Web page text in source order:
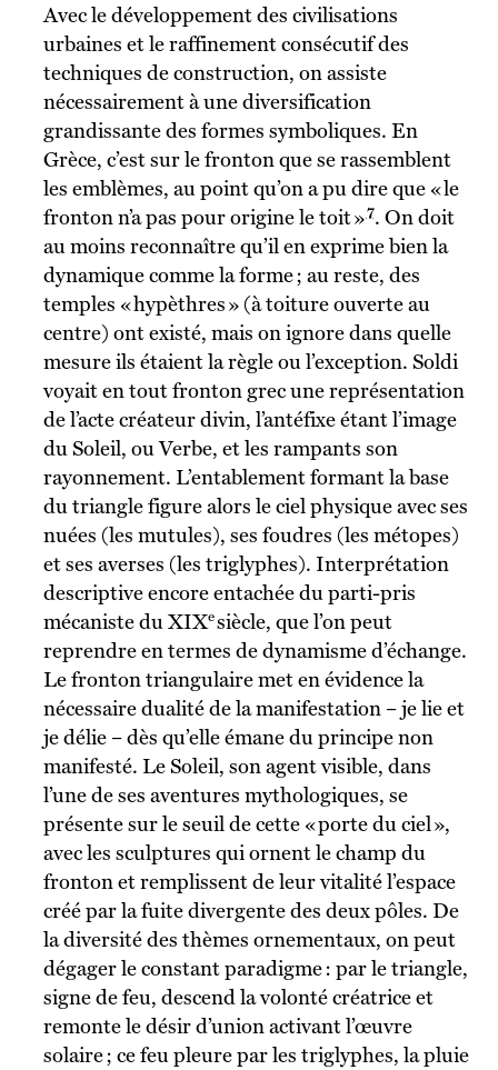
Avec le développement des civilisations
urbaines et le raffinement consécutif des
techniques de construction, on assiste
nécessairement à une diversification
grandissante des formes symboliques. En
Grèce, c’est sur le fronton que se rassemblent
les emblèmes, au point qu’on a pu dire que « le
fronton n’a pas pour origine le toit »7. On doit
au moins reconnaître qu’il en exprime bien la
dynamique comme la forme ; au reste, des
temples « hypèthres » (à toiture ouverte au
centre) ont existé, mais on ignore dans quelle
mesure ils étaient la règle ou l’exception. Soldi
voyait en tout fronton grec une représentation
de l’acte créateur divin, l’antéfixe étant l’image
du Soleil, ou Verbe, et les rampants son
rayonnement. L’entablement formant la base
du triangle figure alors le ciel physique avec ses
nuées (les mutules), ses foudres (les métopes)
et ses averses (les triglyphes). Interprétation
descriptive encore entachée du parti-pris
mécaniste du XIXesiècle, que l’on peut
reprendre en termes de dynamisme d’échange.
Le fronton triangulaire met en évidence la
nécessaire dualité de la manifestation – je lie et
je délie – dès qu’elle émane du principe non
manifesté. Le Soleil, son agent visible, dans
l’une de ses aventures mythologiques, se
présente sur le seuil de cette « porte du ciel »,
avec les sculptures qui ornent le champ du
fronton et remplissent de leur vitalité l’espace
créé par la fuite divergente des deux pôles. De
la diversité des thèmes ornementaux, on peut
dégager le constant paradigme : par le triangle,
signe de feu, descend la volonté créatrice et
remonte le désir d’union activant l’œuvre
solaire ; ce feu pleure par les triglyphes, la pluie